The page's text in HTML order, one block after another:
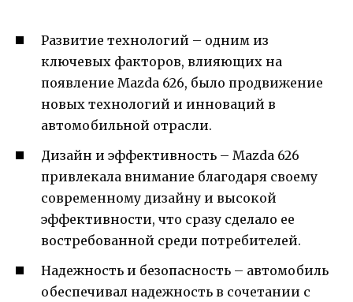
Развитие технологий – одним из
ключевых факторов, влияющих на
появление Mazda 626, было продвижение
новых технологий и инноваций в
автомобильной отрасли.
Дизайн и эффективность – Mazda 626
привлекала внимание благодаря своему
современному дизайну и высокой
эффективности, что сразу сделало ее
востребованной среди потребителей.
Надежность и безопасность – автомобиль
обеспечивал надежность в сочетании с